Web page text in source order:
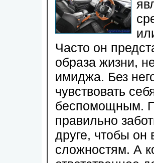
Часто он
образа жизни,
имиджа. Без
чувствовать
беспомощным.
правильно
друге, чтобы он
сложностям. А